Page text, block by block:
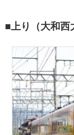
■上り（大和西